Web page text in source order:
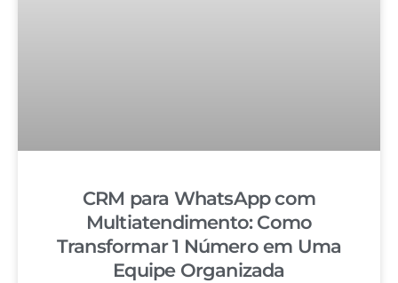
CRM para WhatsApp com
Multiatendimento: Como
Transformar 1 Número em Uma
Equipe Organizada